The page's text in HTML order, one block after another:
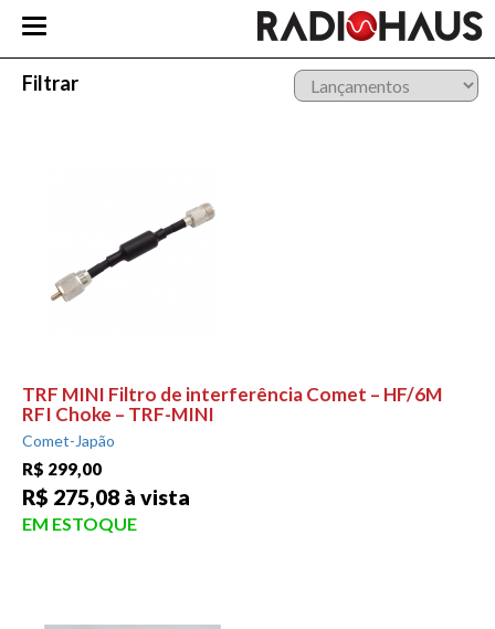
Filtrar
TRF MINI Filtro de interferência Comet – HF/6M
RFI Choke – TRF-MINI
Comet-Japão
R$ 299,00
R$ 275,08 à vista
EM ESTOQUE